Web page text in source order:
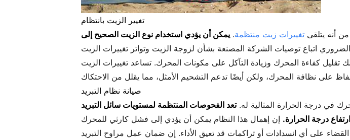
تغيير الزيت بانتظام
أنه يتلقى تغييرات زيت منتظمة. يمكن أن يؤدي استخدام نوع الزيت الصحيح إلى
كفاءة المحرك وزيادة التآكل على مكونات المحرك. تساعد تغييرات الزيت
صيانة نظام التبريد
في درجة الحرارة المثالية له.تعد الفحوصات المنتظمة لمستويات سائل التبريد
درجة الحرارة.
على أي انسدادات أو تراكمات قد تعيق الأداء. إن ضمان عمل مراوح التبريد